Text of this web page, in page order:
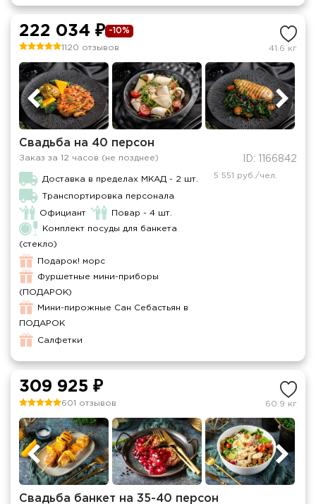
222 034 ₽ -10%
1120 отзывов 41.6 кг
Свадьба на 40 персон
Заказ за 12 часов (не позднее) ID: 1166842
Доставка в пределах МКАД - 2 шт.
Транспортировка персонала
Официант
Повар - 4 шт.
Комплект посуды для банкета
(стекло)
Подарок! морс
Фуршетные мини-приборы
(ПОДАРОК)
Мини-пирожные Сан Себастьян в
ПОДАРОК
Салфетки
5 551 руб./чел.
309 925 ₽
601 отзывов 60.9 кг
Свадьба банкет на 35-40 персон